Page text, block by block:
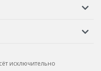
исключительно